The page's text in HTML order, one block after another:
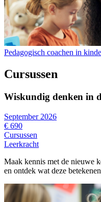
Pedagogisch coachen in
Cursussen
Wiskundig denken in
September 2026
€ 690
Cursussen
Leerkracht
Maak kennis met de nieuwe
en ontdek wat deze